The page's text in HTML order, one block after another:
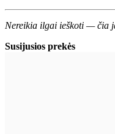
Nereikia ilgai ieškoti — čia
Susijusios prekės